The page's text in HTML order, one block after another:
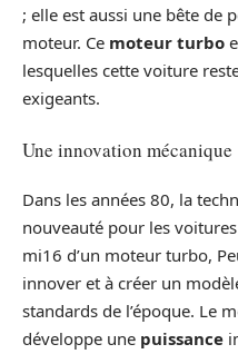
; elle est aussi une bête de
moteur. Ce moteur turbo
lesquelles cette voiture
exigeants.
Une innovation mécanique
Dans les années 80, la
nouveauté pour les
mi16 d’un moteur turbo,
innover et à créer un
standards de l’époque. Le
développe une puissance